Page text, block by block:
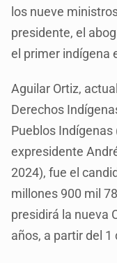
los nueve
presidente, el
el primer indígena
Aguilar Ortiz,
Derechos
Pueblos Indígenas
expresidente
2024), fue el
millones 900 mil
presidirá la nueva
años, a partir del